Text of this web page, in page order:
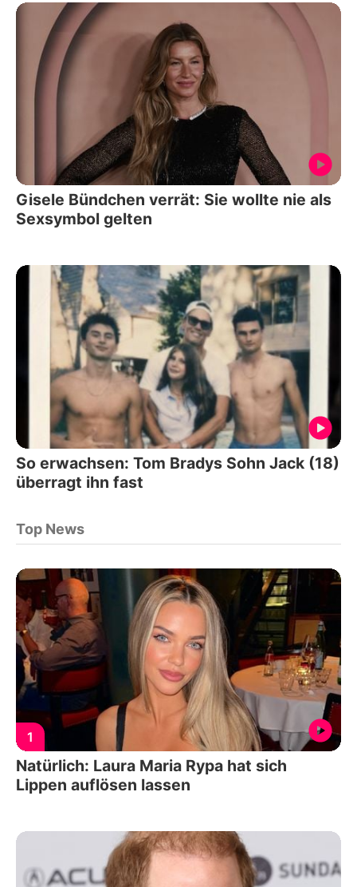
Gisele Bündchen verrät: Sie wollte nie als
Sexsymbol gelten
So erwachsen: Tom Bradys Sohn Jack (18)
überragt ihn fast
Top News
1
Natürlich: Laura Maria Rypa hat sich
Lippen auflösen lassen